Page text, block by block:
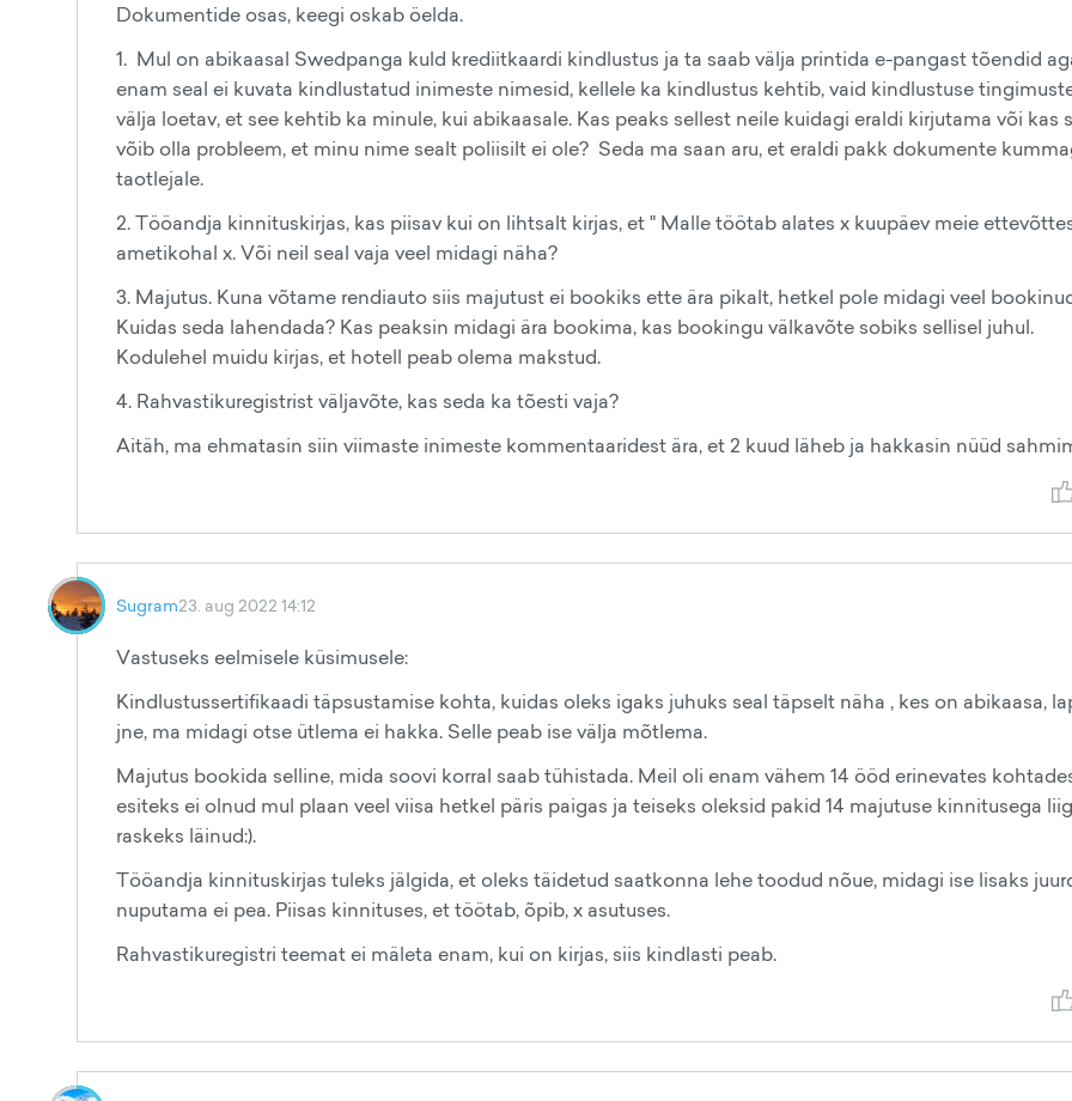
Dokumentide osas, keegi oskab öelda.
1. Mul on abikaasal Swedpanga kuld krediitkaardi kindlustus ja ta saab välja printida e-pangast tõendid
enam seal ei kuvata kindlustatud inimeste nimesid, kellele ka kindlustus kehtib, vaid kindlustuse
välja loetav, et see kehtib ka minule, kui abikaasale. Kas peaks sellest neile kuidagi eraldi kirjutama või kas
võib olla probleem, et minu nime sealt poliisilt ei ole? Seda ma saan aru, et eraldi pakk dokumente
taotlejale.
2. Tööandja kinnituskirjas, kas piisav kui on lihtsalt kirjas, et " Malle töötab alates x kuupäev meie
ametikohal x. Või neil seal vaja veel midagi näha?
3. Majutus. Kuna võtame rendiauto siis majutust ei bookiks ette ära pikalt, hetkel pole midagi veel
Kuidas seda lahendada? Kas peaksin midagi ära bookima, kas bookingu välkavõte sobiks sellisel juhul.
Kodulehel muidu kirjas, et hotell peab olema makstud.
4. Rahvastikuregistrist väljavõte, kas seda ka tõesti vaja?
Aitäh, ma ehmatasin siin viimaste inimeste kommentaaridest ära, et 2 kuud läheb ja hakkasin nüüd
Sugram23. aug 2022 14:12
Vastuseks eelmisele küsimusele:
Kindlustussertifikaadi täpsustamise kohta, kuidas oleks igaks juhuks seal täpselt näha , kes on abikaasa,
jne, ma midagi otse ütlema ei hakka. Selle peab ise välja mõtlema.
Majutus bookida selline, mida soovi korral saab tühistada. Meil oli enam vähem 14 ööd erinevates
esiteks ei olnud mul plaan veel viisa hetkel päris paigas ja teiseks oleksid pakid 14 majutuse kinnitusega
raskeks läinud:).
Tööandja kinnituskirjas tuleks jälgida, et oleks täidetud saatkonna lehe toodud nõue, midagi ise lisaks
nuputama ei pea. Piisas kinnituses, et töötab, õpib, x asutuses.
Rahvastikuregistri teemat ei mäleta enam, kui on kirjas, siis kindlasti peab.